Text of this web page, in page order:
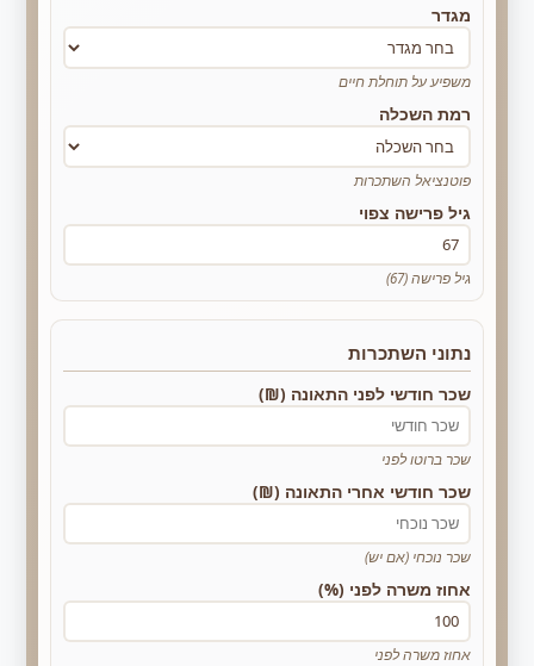
מגדר
משפיע על תוחלת חיים
רמת השכלה
פוטנציאל השתכרות
גיל פרישה צפוי
גיל פרישה (67)
נתוני השתכרות
שכר חודשי לפני התאונה (₪)
שכר ברוטו לפני
שכר חודשי אחרי התאונה (₪)
שכר נוכחי (אם יש)
אחוז משרה לפני (%)
אחוז משרה לפני